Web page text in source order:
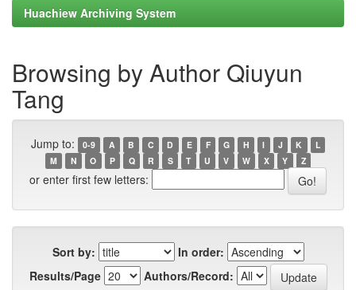
Huachiew Archiving System
Browsing by Author Qiuyun
Tang
Jump to: 0-9 A B C D E F G H I J K
L
M
N O P Q R S T U V W X Y Z
or enter first few letters:
Sort by:
In order:
Results/Page
Authors/Record: